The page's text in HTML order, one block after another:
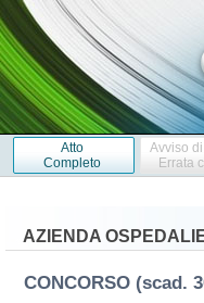
Atto
Completo
Avviso
Errata
AZIENDA
CONCORSO (scad.